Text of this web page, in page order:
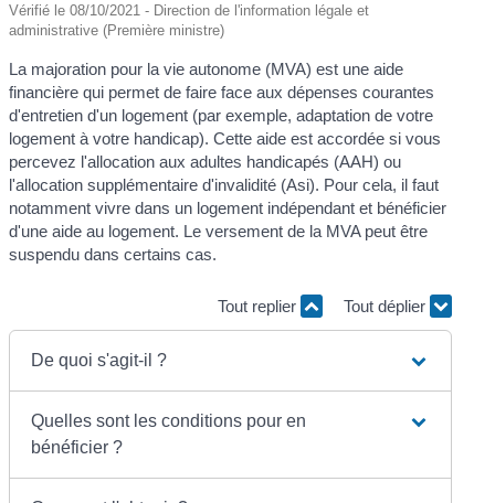
Vérifié le 08/10/2021 - Direction de l'information légale et
administrative (Première ministre)
La majoration pour la vie autonome (MVA) est une aide
financière qui permet de faire face aux dépenses courantes
d'entretien d'un logement (par exemple, adaptation de votre
logement à votre handicap). Cette aide est accordée si vous
percevez l'allocation aux adultes handicapés (AAH) ou
l'allocation supplémentaire d'invalidité (Asi). Pour cela, il faut
notamment vivre dans un logement indépendant et bénéficier
d'une aide au logement. Le versement de la MVA peut être
suspendu dans certains cas.
Tout replier Tout déplier
De quoi s'agit-il ?
Quelles sont les conditions pour en
bénéficier ?